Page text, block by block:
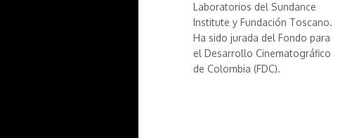
Laboratorios del Sundance
Institute y Fundación Toscano.
Ha sido jurada del Fondo para
el Desarrollo Cinematográfico
de Colombia (FDC).